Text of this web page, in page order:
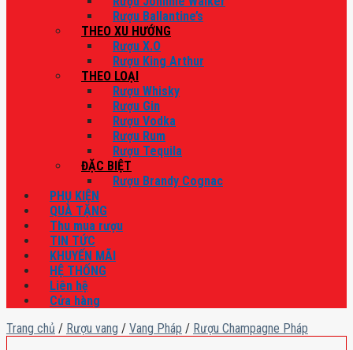
Rượu Ballantine’s
THEO XU HƯỚNG
Rượu X.O
Rượu King Arthur
THEO LOẠI
Rượu Whisky
Rượu Gin
Rượu Vodka
Rượu Rum
Rượu Tequila
ĐẶC BIỆT
Rượu Brandy Cognac
PHỤ KIỆN
QUÀ TẶNG
Thu mua rượu
TIN TỨC
KHUYẾN MÃI
HỆ THỐNG
Liên hệ
Cửa hàng
Trang chủ / Rượu vang / Vang Pháp / Rượu Champagne Pháp